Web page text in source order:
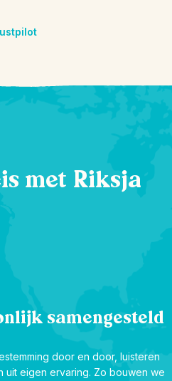
met Riksja
samengesteld
door en door, luisteren
uit eigen ervaring. Zo bouwen we